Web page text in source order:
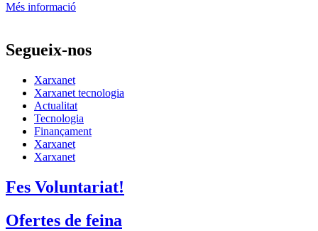
Més informació
Segueix-nos
Xarxanet
Xarxanet tecnologia
Actualitat
Tecnologia
Finançament
Xarxanet
Xarxanet
Fes Voluntariat!
Ofertes de feina